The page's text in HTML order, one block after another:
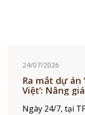
24/07/2026
Ra mắt dự án
Việt’: Nâng
Ngày 24/7, tại